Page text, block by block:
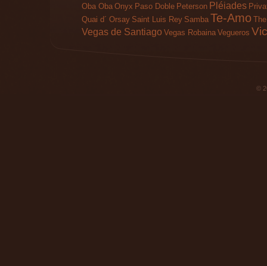
Oba Oba Onyx Paso Doble Peterson Pléiades
Quai d´ Orsay Saint Luis Rey Samba Te-Amo
Vegas de Santiago Vegas Robaina Vegueros
©